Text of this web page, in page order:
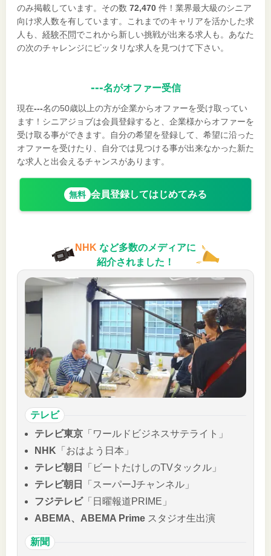
のみ掲載しています。その数 72,470 件！業界最大級のシニア
向け求人数を有しています。これまでのキャリアを活かした求
人も、 経験不問でこれから新しい挑戦が出来る求人も。あなた
の次のチャレンジにピッタリな求人を見つけて下さい。
---名がオファー受信
現在---名の50歳以上の方が企業からオファーを受け取ってい
ます！シニアジョブは会員登録すると、企業様からオファーを
受け取る事ができます。自分の希望を登録して、希望に沿った
オファーを受けたり、自分では見つける事が出来なかった新た
な求人と出会えるチャンスがあります。
無料 会員登録してはじめてみる
NHK など多数のメディアに
紹介されました！
テレビ
テレビ東京 「ワールドビジネスサテライト」
NHK 「おはよう日本」
テレビ朝日
「ビートたけしのTVタックル」
テレビ朝日
「スーパーJチャンネル」
フジテレビ「日曜報道PRIME」
ABEMA、ABEMA Prime スタジオ生出演
新聞